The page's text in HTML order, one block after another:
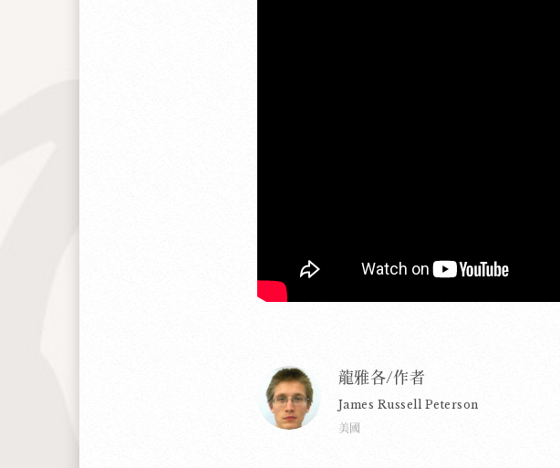
龍雅各/作者
James Russell Peterson
美國